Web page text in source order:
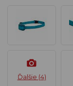
Ďalšie (4)